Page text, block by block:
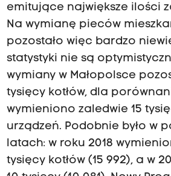
emitujące największe ilości
Na wymianę pieców
pozostało więc bardzo
statystyki nie są
wymiany w Małopolsce
tysięcy kotłów, dla
wymieniono zaledwie 15
urządzeń. Podobnie było w
latach: w roku 2018
tysięcy kotłów (15 992), a w